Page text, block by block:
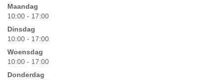
laden...
Maandag
10:00 - 17:00
Dinsdag
10:00 - 17:00
Woensdag
10:00 - 17:00
Donderdag